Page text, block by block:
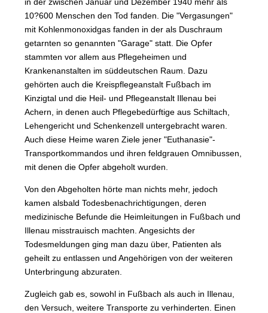
10?600 Menschen den Tod fanden. Die "Vergasungen"
mit Kohlenmonoxidgas fanden in der als Duschraum
getarnten so genannten "Garage" statt. Die Opfer
stammten vor allem aus Pflegeheimen und
Krankenanstalten im süddeutschen Raum. Dazu
gehörten auch die Kreispflegeanstalt Fußbach im
Kinzigtal und die Heil- und Pflegeanstalt Illenau bei
Achern, in denen auch Pflegebedürftige aus Schiltach,
Lehengericht und Schenkenzell untergebracht waren.
Auch diese Heime waren Ziele jener "Euthanasie"-
Transportkommandos und ihren feldgrauen Omnibussen,
mit denen die Opfer abgeholt wurden.
Von den Abgeholten hörte man nichts mehr, jedoch
kamen alsbald Todesbenachrichtigungen, deren
medizinische Befunde die Heimleitungen in Fußbach und
Illenau misstrauisch machten. Angesichts der
Todesmeldungen ging man dazu über, Patienten als
geheilt zu entlassen und Angehörigen von der weiteren
Unterbringung abzuraten.
Zugleich gab es, sowohl in Fußbach als auch in Illenau,
den Versuch, weitere Transporte zu verhinderten. Einen